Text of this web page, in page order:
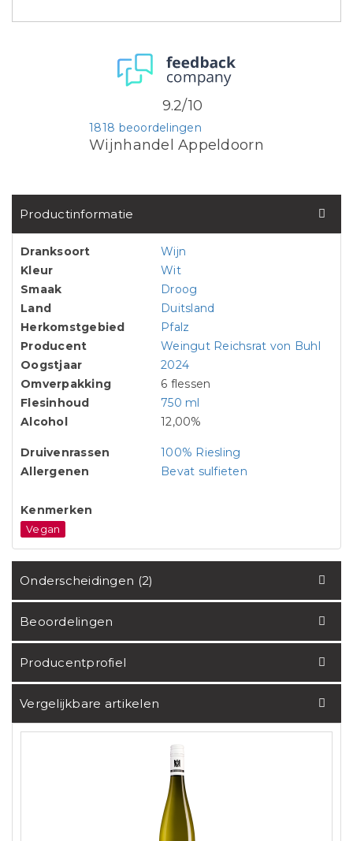
Wijnhandel Appeldoorn
1818 beoordelingen
9.2/10
Productinformatie
Dranksoort
Wijn
Kleur
Wit
Smaak
Droog
Land
Duitsland
Herkomstgebied
Pfalz
Producent
Weingut Reichsrat von Buhl
Oogstjaar
2024
Omverpakking
6 flessen
Flesinhoud
750 ml
Alcohol
12,00%
Druivenrassen
100% Riesling
Allergenen
Bevat sulfieten
Kenmerken
Vegan
Onderscheidingen (2)
Beoordelingen
Producentprofiel
Vergelijkbare artikelen